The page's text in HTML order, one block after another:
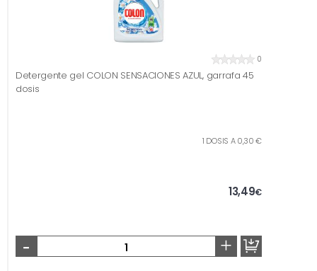
0
Detergente gel COLON SENSACIONES AZUL, garrafa 45
dosis
1 DOSIS A 0,30 €
13,49€
- +